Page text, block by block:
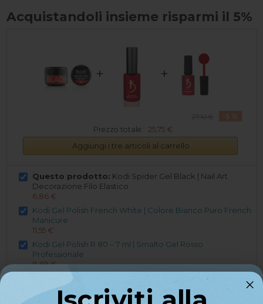
Acquistandoli insieme risparmi il 5%
+ +
Prezzo totale:
25,75 €
Aggiungi i tre articoli al carrello
Questo prodotto: Kodi Spider Gel Black | Nail Art
Decorazione Filo Elastico
6,86 €
Kodi Gel Polish French White | Colore Bianco Puro French
Manicure
11,55 €
Kodi Gel Polish R 80 – 7 ml | Smalto Gel Rosso
Professionale
8,69 €
Iscriviti alla